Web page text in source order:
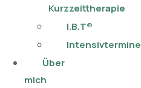
Kurzzeittherapie
I.B.T®
Intensivtermine
Über
mich